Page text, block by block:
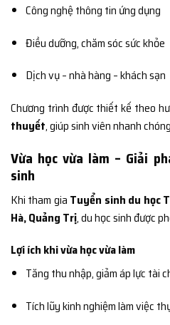
Công nghệ thông tin ứng dụng
Điều dưỡng, chăm sóc sức khỏe
Dịch vụ – nhà hàng – khách sạn
Chương trình được thiết kế theo
thuyết, giúp sinh viên nhanh
Vừa học vừa làm – Giải
sinh
Khi tham gia Tuyển sinh du học
Hà, Quảng Trị, du học sinh được
Lợi ích khi vừa học vừa làm
Tăng thu nhập, giảm áp lực tài
Tích lũy kinh nghiệm làm việc